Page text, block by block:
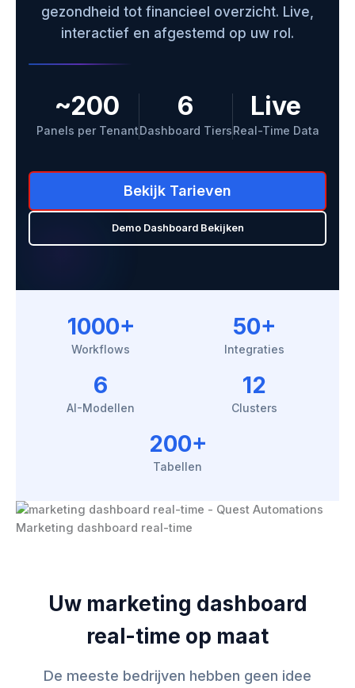
gezondheid tot financieel overzicht. Live,
interactief en afgestemd op uw rol.
~200
Panels per Tenant
6
Dashboard Tiers
Live
Real-Time Data
Bekijk Tarieven
Demo Dashboard Bekijken
1000+
Workflows
50+
Integraties
6
AI-Modellen
12
Clusters
200+
Tabellen
Marketing dashboard real-time
Uw marketing dashboard
real-time op maat
De meeste bedrijven hebben geen idee